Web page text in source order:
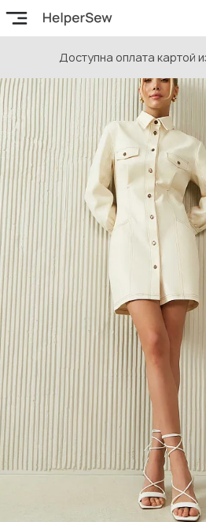
Доступна оплата картой